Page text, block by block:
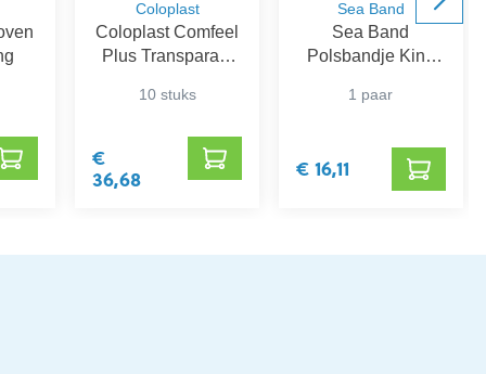
Coloplast
Coloplast Comfeel
Plus Transparant
10 stuks
€
36,68
Sea Band
Sea Band
Polsbandje Kind
1 paar
€ 16,11